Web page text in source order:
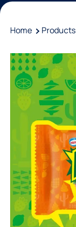
Home Products